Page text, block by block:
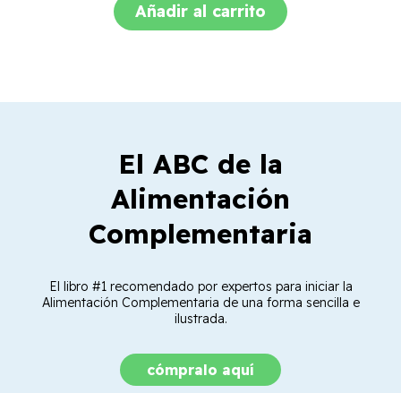
Añadir al carrito
El ABC de la
Alimentación
Complementaria
El libro #1 recomendado por expertos para iniciar la
Alimentación Complementaria de una forma sencilla e
ilustrada.
cómpralo aquí